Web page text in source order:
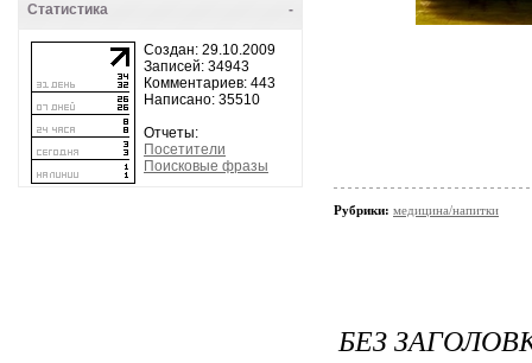
-
Статистика
Создан: 29.10.2009
Записей: 34943
Комментариев: 443
Написано: 35510
Отчеты:
Посетители
Поисковые фразы
Рубрики: медицина/напитки
БЕЗ